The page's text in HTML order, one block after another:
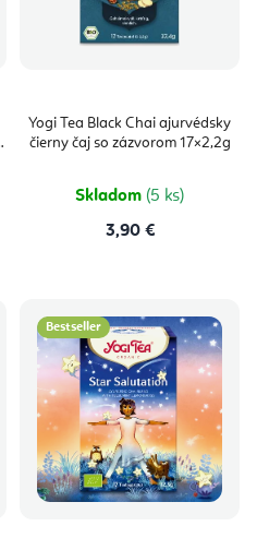
Yogi Tea Black Chai ajurvédsky
čierny čaj so zázvorom 17×2,2g
Skladom (5 ks)
3,90 €
Bestseller